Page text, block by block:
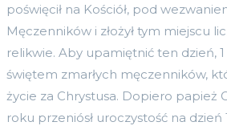
poświęcił na Kościół, pod
Męczenników i złożył tym miejscu
relikwie. Aby upamiętnić ten dzień,
świętem zmarłych męczenników,
życie za Chrystusa. Dopiero papież
roku przeniósł uroczystość na dzień